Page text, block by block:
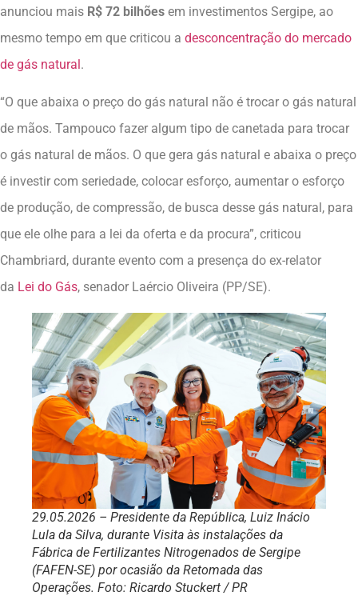
anunciou mais R$ 72 bilhões em investimentos Sergipe, ao
mesmo tempo em que criticou a desconcentração do mercado
de gás natural.
“O que abaixa o preço do gás natural não é trocar o gás natural
de mãos. Tampouco fazer algum tipo de canetada para trocar
o gás natural de mãos. O que gera gás natural e abaixa o preço
é investir com seriedade, colocar esforço, aumentar o esforço
de produção, de compressão, de busca desse gás natural, para
que ele olhe para a lei da oferta e da procura”, criticou
Chambriard, durante evento com a presença do ex-relator
da Lei do Gás, senador Laércio Oliveira (PP/SE).
29.05.2026 – Presidente da República, Luiz Inácio
Lula da Silva, durante Visita às instalações da
Fábrica de Fertilizantes Nitrogenados de Sergipe
(FAFEN-SE) por ocasião da Retomada das
Operações. Foto: Ricardo Stuckert / PR